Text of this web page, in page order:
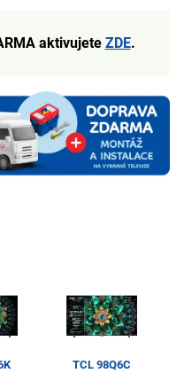
aktivujete ZDE.
TCL 98Q6C